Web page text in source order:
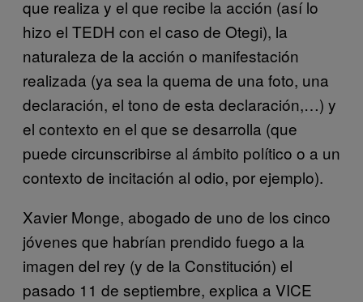
que realiza y el que recibe la acción (así lo
hizo el TEDH con el caso de Otegi), la
naturaleza de la acción o manifestación
realizada (ya sea la quema de una foto, una
declaración, el tono de esta declaración,…) y
el contexto en el que se desarrolla (que
puede circunscribirse al ámbito político o a un
contexto de incitación al odio, por ejemplo).
Xavier Monge, abogado de uno de los cinco
jóvenes que habrían prendido fuego a la
imagen del rey (y de la Constitución) el
pasado 11 de septiembre, explica a VICE